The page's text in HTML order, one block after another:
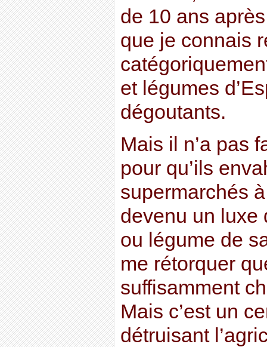
de 10 ans
que je connais
et légumes
dégoutants.
Mais il n’a pas
pour qu’ils
supermarchés
devenu un luxe
ou légume de
me rétorquer
suffisamment
Mais c’est un
détruisant